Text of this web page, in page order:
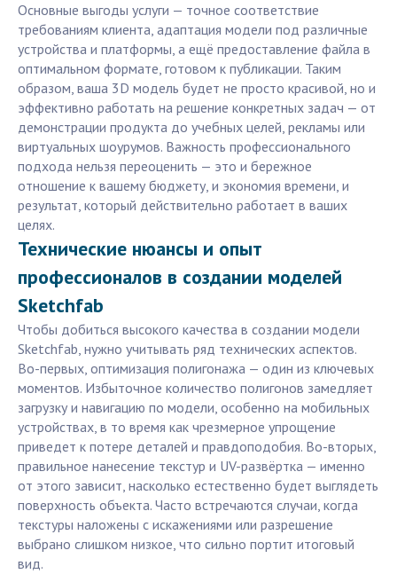
Основные выгоды услуги — точное соответствие
требованиям клиента, адаптация модели под различные
устройства и платформы, а ещё предоставление файла в
оптимальном формате, готовом к публикации. Таким
образом, ваша 3D модель будет не просто красивой, но и
эффективно работать на решение конкретных задач — от
демонстрации продукта до учебных целей, рекламы или
виртуальных шоурумов. Важность профессионального
подхода нельзя переоценить — это и бережное
отношение к вашему бюджету, и экономия времени, и
результат, который действительно работает в ваших
целях.
Технические нюансы и опыт
профессионалов в создании моделей
Sketchfab
Чтобы добиться высокого качества в создании модели
Sketchfab, нужно учитывать ряд технических аспектов.
Во-первых, оптимизация полигонажа — один из ключевых
моментов. Избыточное количество полигонов замедляет
загрузку и навигацию по модели, особенно на мобильных
устройствах, в то время как чрезмерное упрощение
приведет к потере деталей и правдоподобия. Во-вторых,
правильное нанесение текстур и UV-развёртка — именно
от этого зависит, насколько естественно будет выглядеть
поверхность объекта. Часто встречаются случаи, когда
текстуры наложены с искажениями или разрешение
выбрано слишком низкое, что сильно портит итоговый
вид.